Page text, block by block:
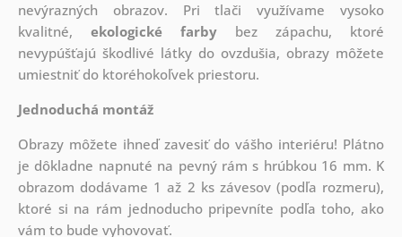
nevýrazných obrazov. Pri tlači využívame vysoko
kvalitné, ekologické farby bez zápachu, ktoré
nevypúšťajú škodlivé látky do ovzdušia, obrazy môžete
umiestniť do ktoréhokoľvek priestoru.
Jednoduchá montáž
Obrazy môžete ihneď zavesiť do vášho interiéru! Plátno
je dôkladne napnuté na pevný rám s hrúbkou 16 mm. K
obrazom dodávame 1 až 2 ks závesov (podľa rozmeru),
ktoré si na rám jednoducho pripevníte podľa toho, ako
vám to bude vyhovovať.